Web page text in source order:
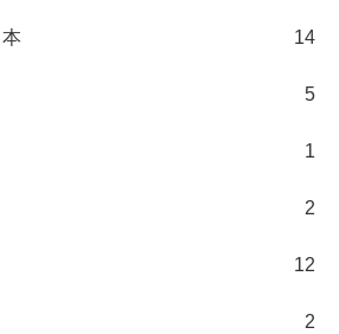
14
5
1
2
12
2